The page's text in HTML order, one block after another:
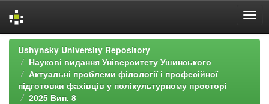
Skip
navigation
Ushynsky University Repository
Наукові видання Університету Ушинського
Актуальні проблеми філології і професійної
підготовки фахівців у полікультурному просторі
2025 Вип. 8